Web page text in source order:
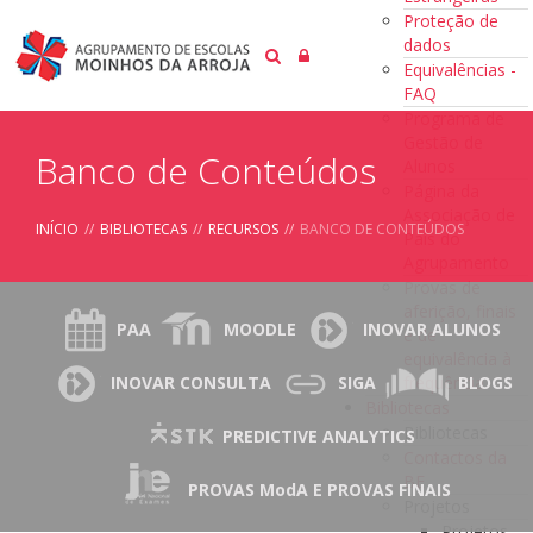
Proteção de
dados
Equivalências -
FAQ
Programa de
Associação de
Pais do
Provas de
e de
frequência
Bibliotecas
Bibliotecas
BE
Banco de Conteúdos
INÍCIO // BIBLIOTECAS // RECURSOS // BANCO DE CONTEÚDOS
PAA MOODLE INOVAR ALUNOS
INOVAR CONSULTA SIGA BLOGS
PREDICTIVE ANALYTICS
PROVAS ModA E PROVAS FINAIS